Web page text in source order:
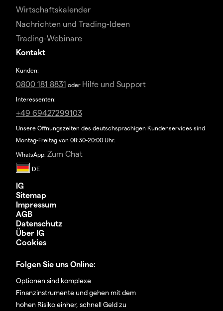
Wirtschaftskalender
Nachrichten und Trading-Ideen
Trading-Webinare
Kontakt
Kunden:
0800 181 8831 oder Hilfe und Support
Interessenten:
+49 69427299103
Unsere Öffnungszeiten des deutschsprachigen Kundenservices sind
Montag-Freitag von 08:30-20:00 Uhr.
WhatsApp: Zum Chat
IG
Sitemap
Impressum
AGB
Datenschutz
Über IG
Cookies
Folgen Sie uns Online:
Optionen sind komplexe
Finanzinstrumente und gehen mit dem
hohen Risiko einher, schnell Geld zu